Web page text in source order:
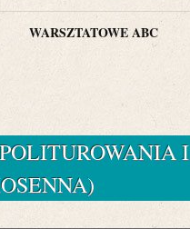
WARSZTATOWE ABC
I